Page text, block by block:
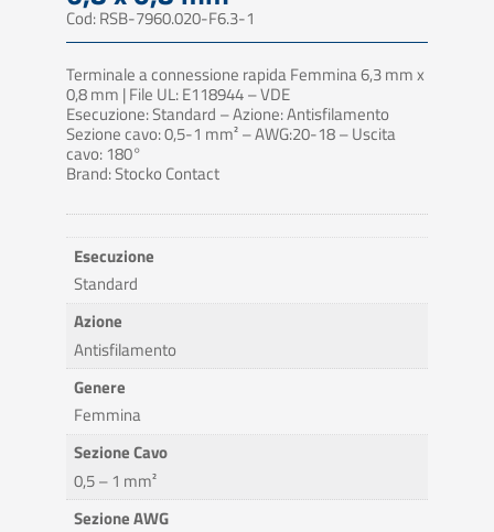
Cod: RSB-7960.020-F6.3-1
Terminale a connessione rapida Femmina 6,3 mm x
0,8 mm | File UL: E118944 – VDE
Esecuzione: Standard – Azione: Antisfilamento
Sezione cavo: 0,5-1 mm² – AWG:20-18 – Uscita
cavo: 180°
Brand: Stocko Contact
Esecuzione
Standard
Azione
Antisfilamento
Genere
Femmina
Sezione Cavo
0,5 – 1 mm²
Sezione AWG